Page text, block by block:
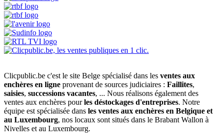
Clicpublic.be c'est le site Belge spécialisé dans les ventes aux
enchères en ligne provenant de sources judiciaires : Faillites,
saisies, successions vacantes, ... Nous réalisons également des
ventes aux enchères pourles déstockages d'entreprises. Notre
équipe est spécialisée dans les ventes aux enchères en Belgique et
au Luxembourg, nos locaux sont situés dans le Brabant Wallon à
Nivelles et au Luxembourg.